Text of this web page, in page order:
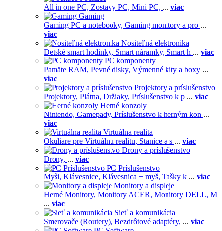
All in one PC, Zostavy PC, Mini PC, ... viac
Gaming
Gaming PC a notebooky, Gaming monitory a pro ...
viac
Nositeľná elektronika
Detské smart hodinky, Smart náramky, Smart h ... viac
PC komponenty
Pamäte RAM, Pevné disky, Výmenné kity a boxy ...
viac
Projektory a príslušenstvo
Projektory, Plátna, Držiaky, Príslušenstvo k p ... viac
Herné konzoly
Nintendo, Gamepady, Príslušenstvo k herným kon ...
viac
Virtuálna realita
Okuliare pre Virtuálnu realitu, Stanice a s ... viac
Drony a príslušenstvo
Drony, ... viac
PC Príslušenstvo
Myši, Klávesnice, Klávesnica + myš, Tašky k ... viac
Monitory a displeje
Herné Monitory, Monitory ACER, Monitory DELL, M
... viac
Sieť a komunikácia
Smerovače (Routery), Bezdrôtové adaptéry, ... viac